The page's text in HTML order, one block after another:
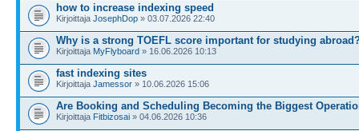
how to increase indexing speed
Kirjoittaja JosephDop » 03.07.2026 22:40
Why is a strong TOEFL score important for studying
Kirjoittaja MyFlyboard » 16.06.2026 10:13
fast indexing sites
Kirjoittaja Jamessor » 10.06.2026 15:06
Are Booking and Scheduling Becoming the Biggest
Kirjoittaja Fitbizosai » 04.06.2026 10:36